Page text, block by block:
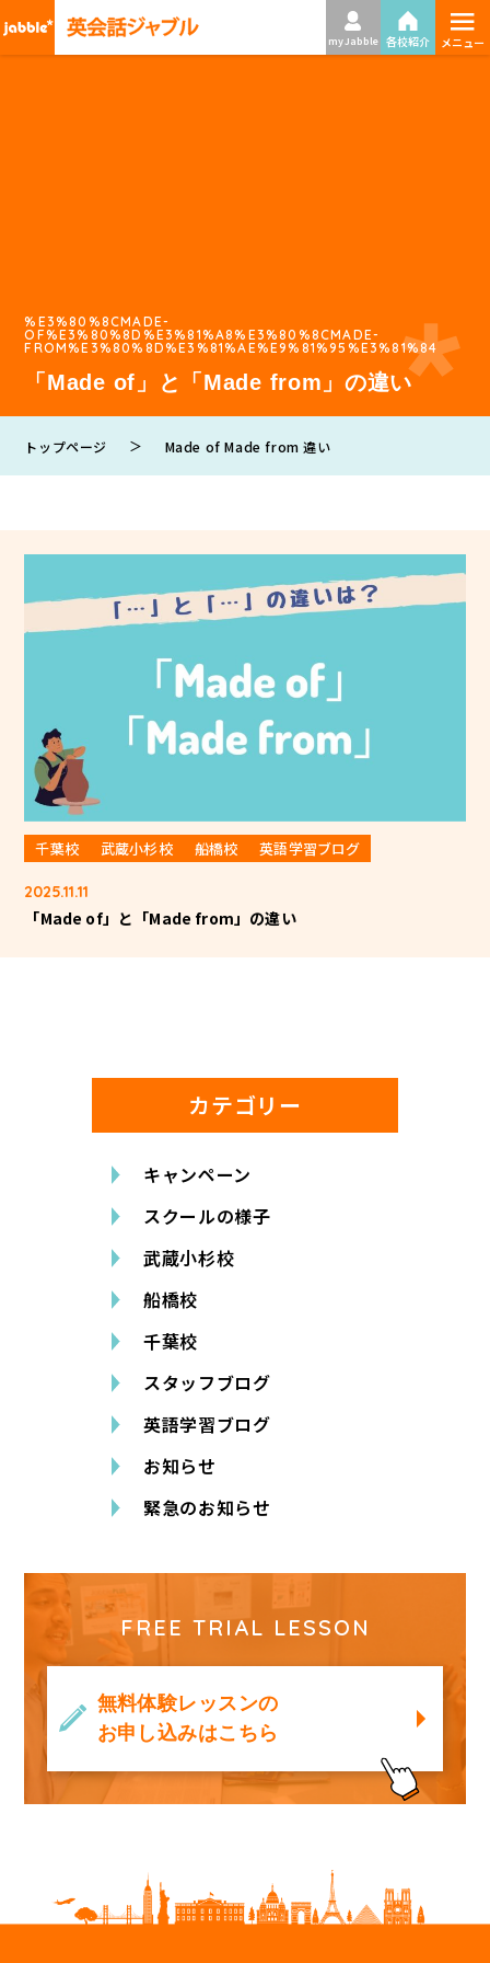
my Jabble 各校紹介 ≡
メニュー
%E3%80%8CMADE-
OF%E3%80%8D%E3%81%A8%E3%80%8CMADE-
FROM%E3%80%8D%E3%81%AE%E9%81%95%E3%81%84
「Made of」と「Made from」の違い
トップページ ＞ Made of Made from 違い
千葉校 武蔵小杉校 船橋校 英語学習ブログ
2025.11.11
「Made of」と「Made from」の違い
カテゴリー
キャンペーン
スクールの様子
武蔵小杉校
船橋校
千葉校
スタッフブログ
英語学習ブログ
お知らせ
緊急のお知らせ
FREE TRIAL LESSON
無料体験レッスンの
お申し込みはこちら